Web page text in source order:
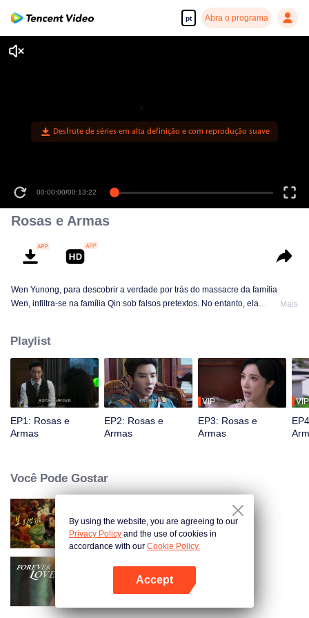
pt Abra o programa
Abra o programa
Desfrute de séries em alta definição e com reprodução suave
00:00:00/00:13:22
Rosas e Armas
Wen Yunong, para descobrir a verdade por trás do massacre da família
Wen, infiltra-se na família Qin sob falsos pretextos. No entanto, ela
Kewen retorna com um voto de vingança, determinado a expor Wen Yunong
como uma fraude amorosa. Apesar de sua postura adversária, suas
emoções se aprofundam a cada encontro.
Mais
Playlist
EP1: Rosas e
Armas
EP2: Rosas e
Armas
VIP
EP3: Rosas e
Armas
VIP
Você Pode Gostar
Amor Perigoso
Amor Eterno
By using the website, you are agreeing to our
Privacy Policy and the use of cookies in
accordance with our Cookie Policy.
Accept